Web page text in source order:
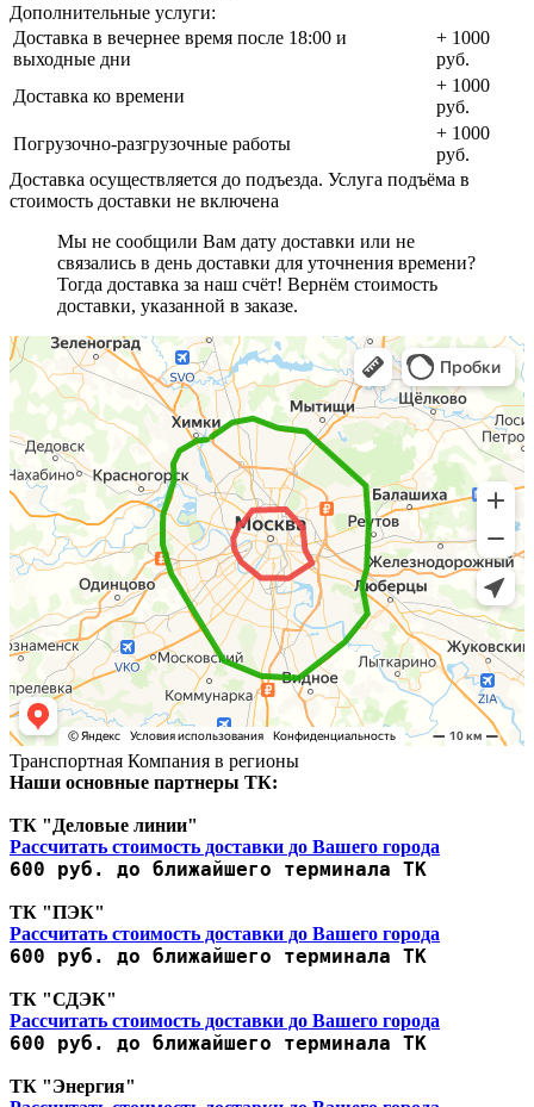
Дополнительные услуги:
Доставка в вечернее время после 18:00 и
выходные дни
+ 1000
руб.
Доставка ко времени
+ 1000
руб.
Погрузочно-разгрузочные работы
+ 1000
руб.
Доставка осуществляется до подъезда. Услуга подъёма в
стоимость доставки не включена
Мы не сообщили Вам дату доставки или не
связались в день доставки для уточнения времени?
Тогда доставка за наш счёт! Вернём стоимость
доставки, указанной в заказе.
Транспортная Компания в регионы
Наши основные партнеры ТК:
ТК "Деловые линии"
Рассчитать стоимость доставки до Вашего города
600 руб. до ближайшего терминала ТК
ТК "ПЭК"
Рассчитать стоимость доставки до Вашего города
600 руб. до ближайшего терминала ТК
ТК "СДЭК"
Рассчитать стоимость доставки до Вашего города
600 руб. до ближайшего терминала ТК
ТК "Энергия"